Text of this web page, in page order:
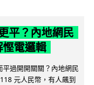
平？內地網民
慳電邏輯
過開開關關？內地網民
元人民幣，有人飆到